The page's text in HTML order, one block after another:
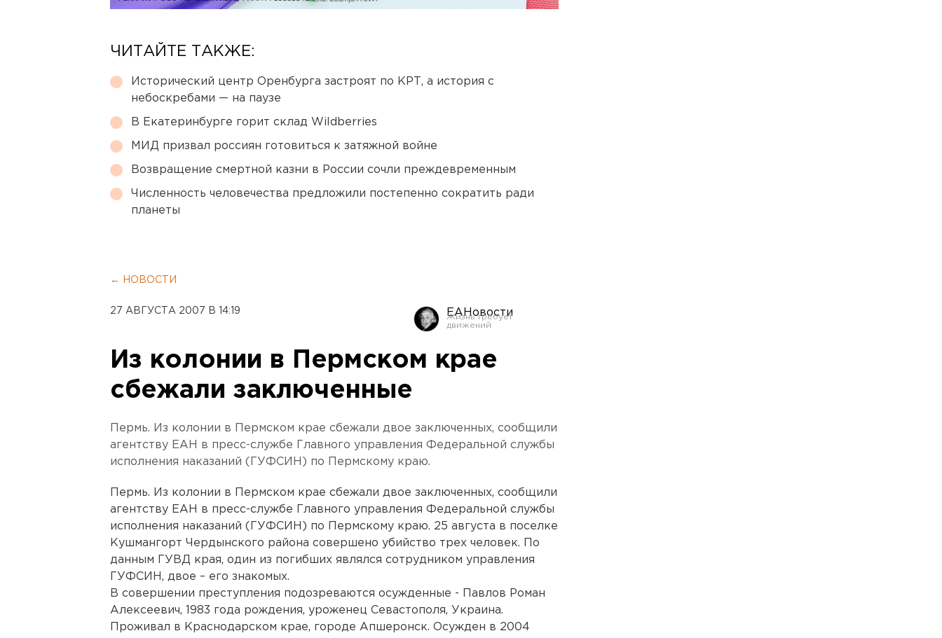
ЧИТАЙТЕ ТАКЖЕ:
Исторический центр Оренбурга застроят по КРТ, а история с
небоскребами — на паузе
В Екатеринбурге горит склад Wildberries
МИД призвал россиян готовиться к затяжной войне
Возвращение смертной казни в России сочли преждевременным
Численность человечества предложили постепенно сократить ради
планеты
← НОВОСТИ
27 АВГУСТА 2007 В 14:19 ЕАНовости
Из колонии в Пермском крае
сбежали заключенные
Пермь. Из колонии в Пермском крае сбежали двое заключенных, сообщили
агентству ЕАН в пресс-службе Главного управления Федеральной службы
исполнения наказаний (ГУФСИН) по Пермскому краю.
Пермь. Из колонии в Пермском крае сбежали двое заключенных, сообщили
агентству ЕАН в пресс-службе Главного управления Федеральной службы
исполнения наказаний (ГУФСИН) по Пермскому краю. 25 августа в поселке
Кушмангорт Чердынского района совершено убийство трех человек. По
данным ГУВД края, один из погибших являлся сотрудником управления
ГУФСИН, двое – его знакомых.
В совершении преступления подозреваются осужденные - Павлов Роман
Алексеевич, 1983 года рождения, уроженец Севастополя, Украина.
Проживал в Краснодарском крае, городе Апшеронск. Осужден в 2004